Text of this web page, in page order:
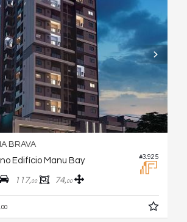
#3.925
BRAVA
Edifício Manu Bay
117,00 74,00
00